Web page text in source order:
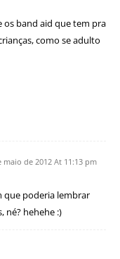
os band aid que tem pra
como se adulto
maio de 2012 At 11:13 pm
que poderia lembrar
né? hehehe :)